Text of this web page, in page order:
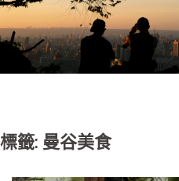
標籤: 曼谷美食